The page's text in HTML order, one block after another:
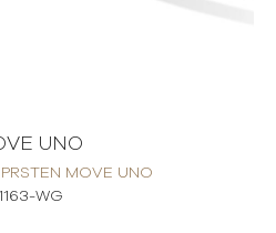
UNO
MOVE UNO
WG